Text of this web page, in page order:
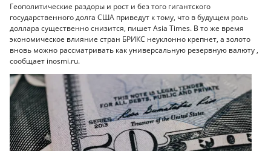
Геополитические раздоры и рост и без того гигантского
государственного долга США приведут к тому, что в будущем роль
доллара существенно снизится, пишет Asia Times. В то же время
экономическое влияние стран БРИКС неуклонно крепнет, а золото
вновь можно рассматривать как универсальную резервную валюту ,
сообщает inosmi.ru.